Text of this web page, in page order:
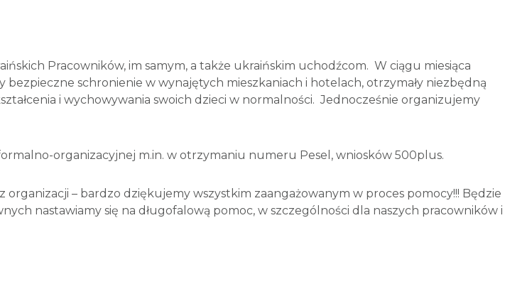
Pracowników, im samym, a także ukraińskim uchodźcom. W ciągu miesiąca
schronienie w wynajętych mieszkaniach i hotelach, otrzymały niezbędną
i wychowywania swoich dzieci w normalności. Jednocześnie organizujemy
organizacyjnej m.in. w otrzymaniu numeru Pesel, wniosków 500plus.
– bardzo dziękujemy wszystkim zaangażowanym w proces pomocy!!! Będzie
nastawiamy się na długofalową pomoc, w szczególności dla naszych pracowników i